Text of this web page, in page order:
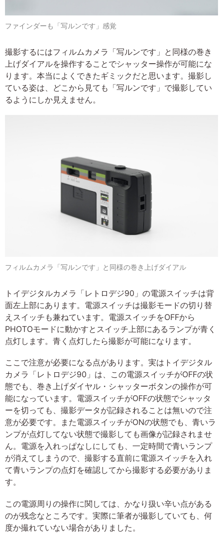
ファインダーも「写ルンです」感覚
撮影するにはフィルムカメラ「写ルンです」と同様の巻き
上げダイアルを操作することでシャッター操作が可能にな
ります。本当によくできたギミックだと思います。撮影し
ている姿は、どこから見ても「写ルンです」で撮影してい
るようにしか見えません。
フィルムカメラ「写ルンです」と同様の巻き上げダイアル
トイデジタルカメラ「レトロデジ90」の電源スイッチは背
面左上部にあります。電源スイッチは撮影モードの切り替
えスイッチも兼ねています。電源スイッチをOFFから
PHOTOモードに動かすとスイッチ上部にあるランプが青く
点灯します。青く点灯したら撮影が可能になります。
ここで注意が必要になる点があります。実はトイデジタル
カメラ「レトロデジ90」は、この電源スイッチがOFFの状
態でも、巻き上げダイヤル・シャッターボタンの操作が可
能になっています。電源スイッチがOFFの状態でシャッタ
ーを切っても、撮影データが記録されることは無いので注
意が必要です。また電源スイッチがONの状態でも、青いラ
ンプが点灯してない状態で撮影しても画像が記録されませ
ん。電源を入れっぱなしにしても、一定時間で青いランプ
が消えてしまうので、撮影する直前に電源スイッチを入れ
て青いランプの点灯を確認してから撮影する必要がありま
す。
この電源周りの操作に関しては、かなり扱い辛い点がある
のが残念なところです。実際に筆者が撮影していても、何
度か撮れていない場合がありました。